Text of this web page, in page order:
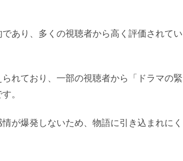
あり、多くの視聴者から高く評価されてい
れており、一部の視聴者から「ドラマの緊
。
が爆発しないため、物語に引き込まれにく